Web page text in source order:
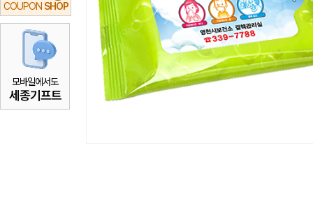
COUPON SHOP
모바일에서도
세종기프트